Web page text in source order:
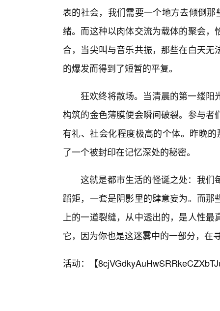
表的社会，我们需要一个地方去倾倒
绪。而这种以肉体交流为载体的聚会
合，当尖叫与音乐共振，那些在白天
的爆发而得到了短暂的平复。
狂欢终将散场。当清晨的第一缕
构筑的金色薄膜便会瞬间破裂。参与
有礼、社会化程度极高的个体。昨晚
了一个被封印在记忆深处的秘密。
这就是都市生活的怪诞之处：我们
蹈矩，一套是阴影里的肆意妄为。而
上的一道裂缝，从中透出的，是人性
它，因为你也是这迷雾中的一部分，在
活动：【